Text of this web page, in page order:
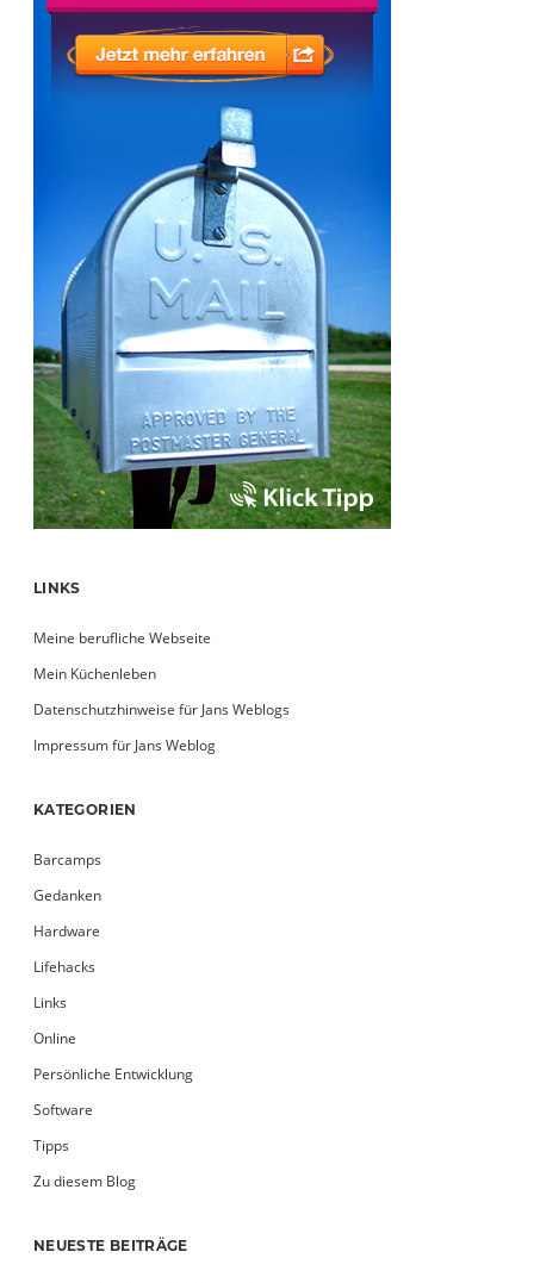
LINKS
Meine berufliche Webseite
Mein Küchenleben
Datenschutzhinweise für Jans Weblogs
Impressum für Jans Weblog
KATEGORIEN
Barcamps
Gedanken
Hardware
Lifehacks
Links
Online
Persönliche Entwicklung
Software
Tipps
Zu diesem Blog
NEUESTE BEITRÄGE